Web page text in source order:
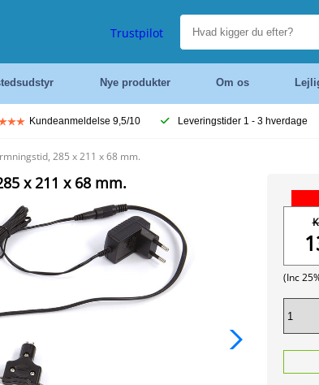
Trustpilot
Nye produkter Om os
Kundeanmeldelse 9,5/10 Leveringstider 1 - 3 hverdage
285 x 211 x 68 mm.
x 211 x 68 mm.
(Inc